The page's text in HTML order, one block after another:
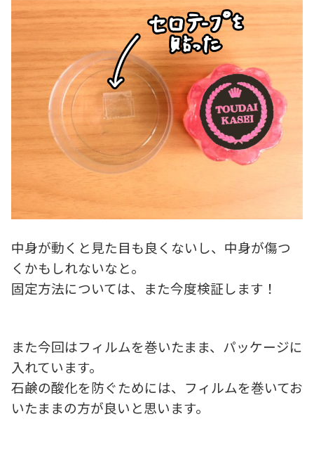
中身が動くと見た目も良くないし、中身が傷つ
くかもしれないなと。
固定方法については、また今度検証します！
また今回はフィルムを巻いたまま、パッケージに
入れています。
石鹸の酸化を防ぐためには、フィルムを巻いてお
いたままの方が良いと思います。